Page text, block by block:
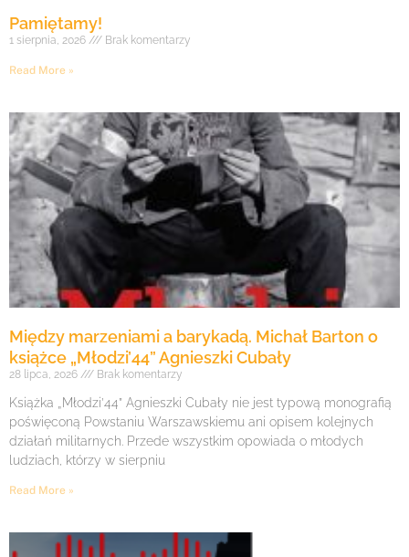
Pamiętamy!
1 sierpnia, 2026 Brak komentarzy
Read More »
Między marzeniami a barykadą. Michał Barton o
książce „Młodzi’44” Agnieszki Cubały
28 lipca, 2026 Brak komentarzy
Książka „Młodzi’44” Agnieszki Cubały nie jest typową monografią
poświęconą Powstaniu Warszawskiemu ani opisem kolejnych
działań militarnych. Przede wszystkim opowiada o młodych
ludziach, którzy w sierpniu
Read More »